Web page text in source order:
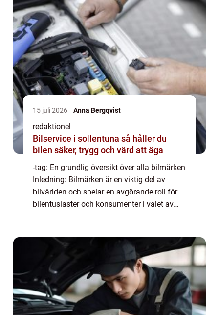
15 juli 2026 Anna Bergqvist
redaktionel
Bilservice i sollentuna så håller du
bilen säker, trygg och värd att äga
-tag: En grundlig översikt över alla bilmärken
Inledning: Bilmärken är en viktig del av
bilvärlden och spelar en avgörande roll för
bilentusiaster och konsumenter i valet av